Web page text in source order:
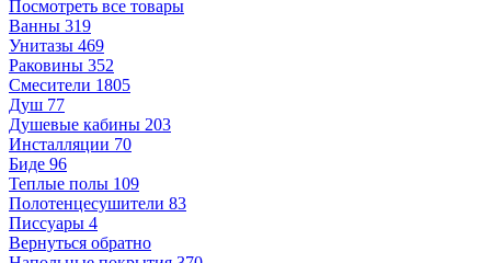
Посмотреть все товары
Ванны 319
Унитазы 469
Раковины 352
Смесители 1805
Душ 77
Душевые кабины 203
Инсталляции 70
Биде 96
Теплые полы 109
Полотенцесушители 83
Писсуары 4
Вернуться обратно